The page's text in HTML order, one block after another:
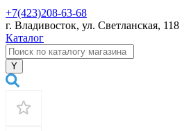
+7(423)208-63-68
г. Владивосток, ул. Светланская, 118
Каталог